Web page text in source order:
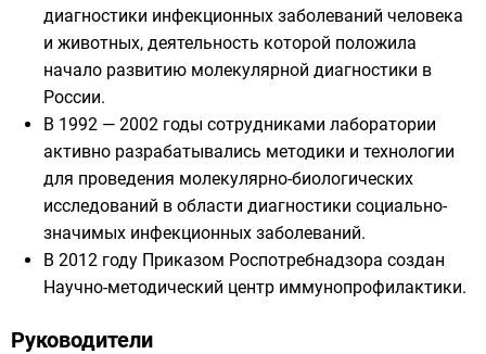
диагностики инфекционных заболеваний человека
и животных, деятельность которой положила
начало развитию молекулярной диагностики в
России.
В 1992 — 2002 годы сотрудниками лаборатории
активно разрабатывались методики и технологии
для проведения молекулярно-биологических
исследований в области диагностики социально-
значимых инфекционных заболеваний.
В 2012 году Приказом Роспотребнадзора создан
Научно-методический центр иммунопрофилактики.
Руководители